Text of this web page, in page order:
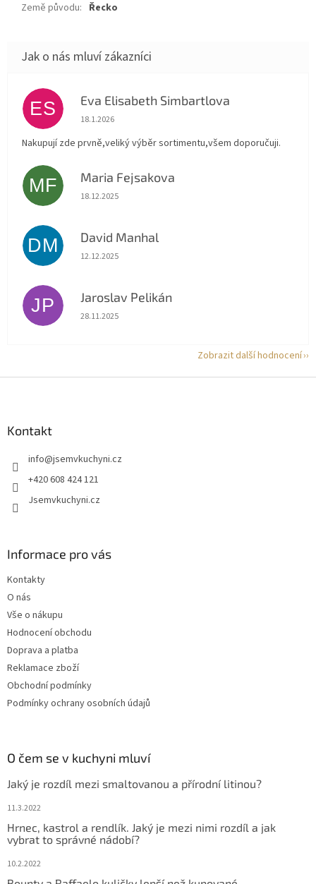
Země původu: Řecko
ES Eva Elisabeth Simbartlova
Hodnocení obchodu je 5 z 5 hvězdiček.
18.1.2026
Nakupují zde prvně,veliký výběr sortimentu,všem doporučuji.
MF Maria Fejsakova
Hodnocení obchodu je 5 z 5 hvězdiček.
18.12.2025
DM David Manhal
Hodnocení obchodu je 5 z 5 hvězdiček.
12.12.2025
JP Jaroslav Pelikán
Hodnocení obchodu je 5 z 5 hvězdiček.
28.11.2025
Zobrazit další hodnocení
Kontakt
info@jsemvkuchyni.cz
+420 608 424 121
Jsemvkuchyni.cz
Informace pro vás
Kontakty
O nás
Vše o nákupu
Hodnocení obchodu
Doprava a platba
Reklamace zboží
Obchodní podmínky
Podmínky ochrany osobních údajů
O čem se v kuchyni mluví
Jaký je rozdíl mezi smaltovanou a přírodní litinou?
11.3.2022
Hrnec, kastrol a rendlík. Jaký je mezi nimi rozdíl a jak
vybrat to správné nádobí?
10.2.2022